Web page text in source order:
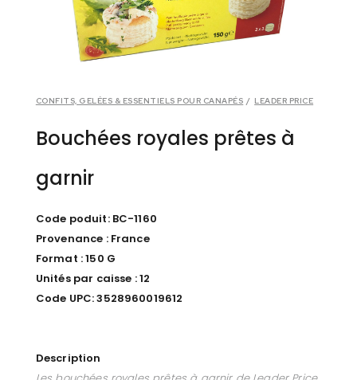
CONFITS, GELÉES & ESSENTIELS POUR CANAPÉS / LEADER PRICE
Bouchées royales prêtes à
garnir
Code poduit: BC-1160
Provenance : France
Format : 150 G
Unités par caisse : 12
Code UPC: 3528960019612
Description